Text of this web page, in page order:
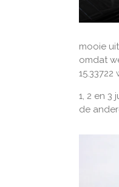
mooie
omdat
1, 2 en 3
de